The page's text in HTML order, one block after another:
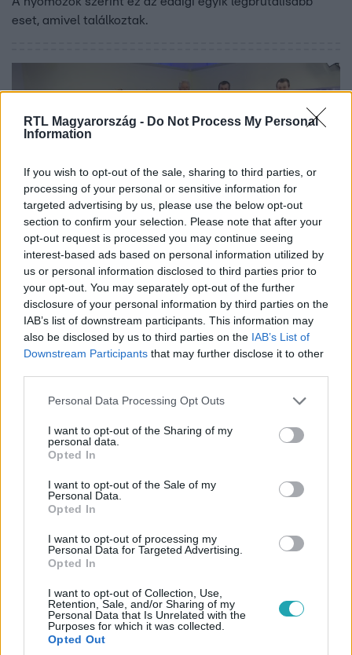
RTL Magyarország - Do Not Process My Personal
Information
If you wish to opt-out of the sale, sharing to third parties, or
processing of your personal or sensitive information for
targeted advertising by us, please use the below opt-out
section to confirm your selection. Please note that after your
opt-out request is processed you may continue seeing
interest-based ads based on personal information utilized by
us or personal information disclosed to third parties prior to
your opt-out. You may separately opt-out of the further
disclosure of your personal information by third parties on the
IAB’s list of downstream participants. This information may
also be disclosed by us to third parties on the IAB’s List of
Downstream Participants that may further disclose it to other
Please note that this website/app uses one or more Google
not limited to your visit or usage behaviour. You may click to
grant or deny consent to Google and its third-party tags to
use your data for below specified purposes in below Google
consent section.
Personal Data Processing Opt Outs
I want to opt-out of the Sharing of my
personal data.
Opted In
I want to opt-out of the Sale of my
Personal Data.
Opted In
I want to opt-out of processing my
Personal Data for Targeted Advertising.
Opted In
I want to opt-out of Collection, Use,
Retention, Sale, and/or Sharing of my
Personal Data that Is Unrelated with the
Purposes for which it was collected.
Opted Out
eset, amivel találkoztak.
Külföld
2023. június 25. 17:45
A világ ajnározta a 19 gyerekes, mélyen vallásos
tévés családot, miközben a gyerekek a színfalak
mögött a poklot élték meg
A 2010-es évek elején rendkívül népszerű volt az Anya,
Apa és 19 gyerek című sorozat, amely a mélyen vallásos
amerikai Duggar család életét mutatta be. A világ nagy
része azon hüledezett, milyen szigorúan nevelték a
engedelmesek és segítőkészek voltak. A Shiny Happy
People című dokusorozat leleplezi, hogy az „istennek
gyermekpornográfia, szexuális zaklatás – bújtak meg.
Külföld